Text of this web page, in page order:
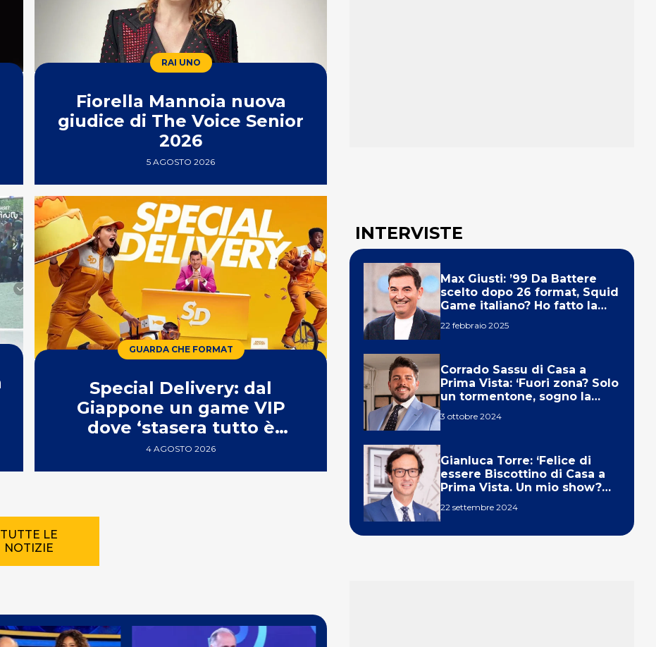
RAI UNO
Fiorella Mannoia nuova
giudice di The Voice Senior
2026
5 AGOSTO 2026
GUARDA CHE FORMAT
Special Delivery: dal
Giappone un game VIP
dove ‘stasera tutto è
consegnabile’
4 AGOSTO 2026
TUTTE LE
NOTIZIE
INTERVISTE
Max Giusti: ’99 Da Battere
scelto dopo 26 format, Squid
Game italiano? Ho fatto la
22 febbraio 2025
Corrado Sassu di Casa a
Prima Vista: ‘Fuori zona? Solo
un tormentone, sogno la
3 ottobre 2024
Gianluca Torre: ‘Felice di
essere Biscottino di Casa a
Prima Vista. Un mio show?
22 settembre 2024